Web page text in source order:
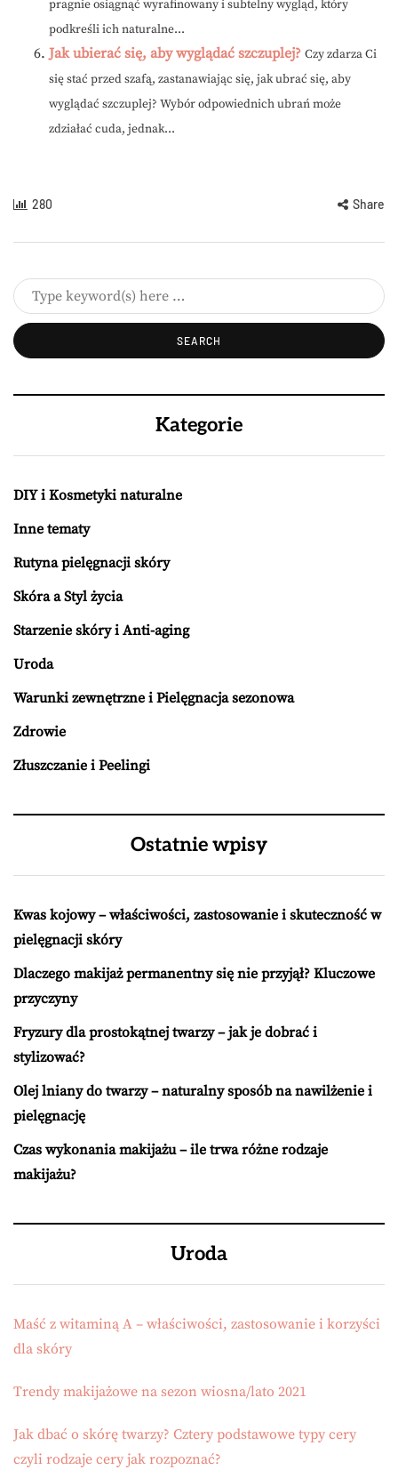
pragnie osiągnąć wyrafinowany i subtelny wygląd, który
podkreśli ich naturalne...
Jak ubierać się, aby wyglądać szczuplej? Czy zdarza Ci
się stać przed szafą, zastanawiając się, jak ubrać się, aby
wyglądać szczuplej? Wybór odpowiednich ubrań może
zdziałać cuda, jednak...
280 Share
Kategorie
DIY i Kosmetyki naturalne
Inne tematy
Rutyna pielęgnacji skóry
Skóra a Styl życia
Starzenie skóry i Anti-aging
Uroda
Warunki zewnętrzne i Pielęgnacja sezonowa
Zdrowie
Złuszczanie i Peelingi
Ostatnie wpisy
Kwas kojowy – właściwości, zastosowanie i skuteczność w
pielęgnacji skóry
Dlaczego makijaż permanentny się nie przyjął? Kluczowe
przyczyny
Fryzury dla prostokątnej twarzy – jak je dobrać i
stylizować?
Olej lniany do twarzy – naturalny sposób na nawilżenie i
pielęgnację
Czas wykonania makijażu – ile trwa różne rodzaje
makijażu?
Uroda
Maść z witaminą A – właściwości, zastosowanie i korzyści
dla skóry
Trendy makijażowe na sezon wiosna/lato 2021
Jak dbać o skórę twarzy? Cztery podstawowe typy cery
czyli rodzaje cery jak rozpoznać?